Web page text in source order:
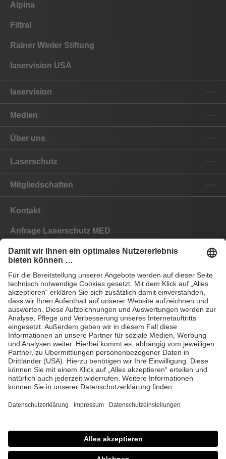
Alpina
Filtral
Rainer Winter Stiftung
laservision USA
laservision
Medien
Über uns
Laserschutz
Mitgliedschaften
Kontakt
Anfrage Laserschutz MED
Anfrage Laserschutz IND
EYEPRO Schutzstufenrechner
Gebrauchsanleitungen
Häufige Fragen
CE